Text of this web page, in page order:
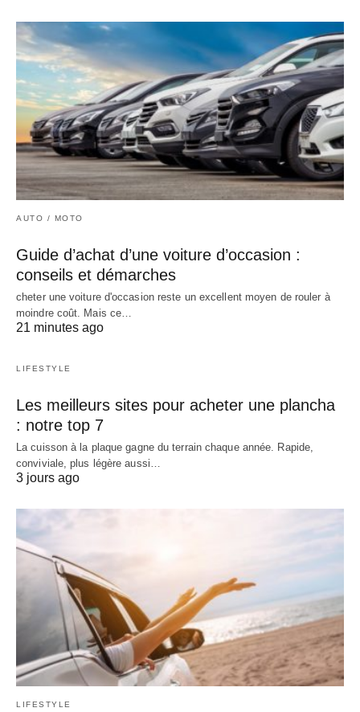
AUTO / MOTO
Guide d’achat d’une voiture d’occasion :
conseils et démarches
cheter une voiture d'occasion reste un excellent moyen de rouler à
moindre coût. Mais ce…
21 minutes ago
LIFESTYLE
Les meilleurs sites pour acheter une plancha
: notre top 7
La cuisson à la plaque gagne du terrain chaque année. Rapide,
conviviale, plus légère aussi…
3 jours ago
LIFESTYLE